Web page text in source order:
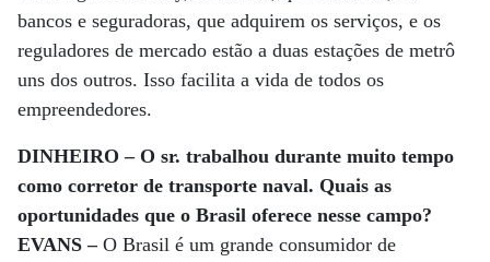
bancos e seguradoras, que adquirem os serviços, e os
reguladores de mercado estão a duas estações de metrô
uns dos outros. Isso facilita a vida de todos os
empreendedores.
DINHEIRO – O sr. trabalhou durante muito tempo
como corretor de transporte naval. Quais as
oportunidades que o Brasil oferece nesse campo?
EVANS –O Brasil é um grande consumidor de